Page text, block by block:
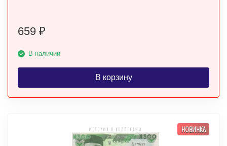
659 ₽
В наличии
В корзину
НОВИНКА